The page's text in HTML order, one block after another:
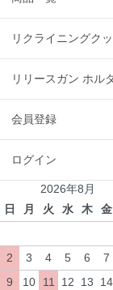
リクライニングク
リリースガン ホル
会員登録
ログイン
2026年8月
日
月 火 水 木 金
2
3 4 5 6 7
9
10 11 12 13 14